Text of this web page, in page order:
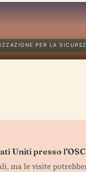
PER LA
Uniti presso
ma le visite